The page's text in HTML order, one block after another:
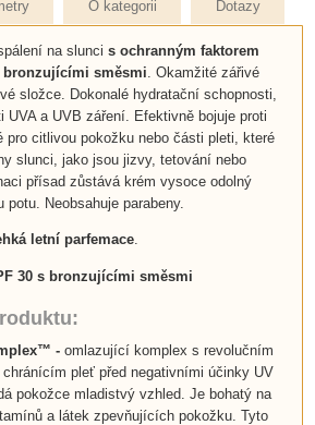
O kategorii Dotazy
na slunci s ochranným faktorem
bronzujícími směsmi. Okamžité zářivé
složce. Dokonalé hydratační schopnosti,
UVA a UVB záření. Efektivně bojuje proti
pro citlivou pokožku nebo části pleti, které
slunci, jako jsou jizvy, tetování nebo
přísad zůstává krém vysoce odolný
potu. Neobsahuje parabeny.
letní parfemace.
30 s bronzujícími směsmi
-omlazující komplex s revolučním
pleť před negativními účinky UV
pokožce mladistvý vzhled. Je bohatý na
a látek zpevňujících pokožku. Tyto